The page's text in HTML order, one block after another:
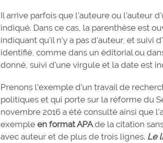
Il arrive parfois que l’auteure ou l’auteur
indiqué. Dans ce cas, la parenthèse est
indiquant qu’il n’y a pas d’auteur, et
identifié, comme dans un éditorial ou
donné, suivi d’une virgule et la date est
Prenons l’exemple d’un travail de
politiques et qui porte sur la réforme du
novembre 2016 a été consulté ainsi que
exempleen format APAde la citation
avec auteur et de plus de trois lignes. Le